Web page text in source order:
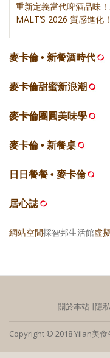
重新定義當代啤酒品味
MALT’S 2026 質感進化！
麥卡倫 • 新餐酒時代
麥卡倫甜蜜新浪潮
麥卡倫團圓美味學
麥卡倫 • 新餐桌
日日餐餐 • 麥卡倫
居心誌
網站空間採智邦生活館虛
關於本站 ∣隱
Copyright © 2018 Yilan美